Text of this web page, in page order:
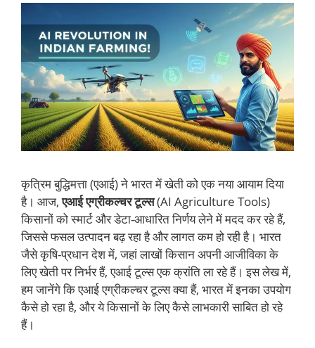
कृत्रिम बुद्धिमत्ता (एआई) ने भारत में खेती को एक नया आयाम दिया
है। आज,एआई एग्रीकल्चर टूल्स(AI Agriculture Tools)
किसानों को स्मार्ट और डेटा-आधारित निर्णय लेने में मदद कर रहे हैं,
जिससे फसल उत्पादन बढ़ रहा है और लागत कम हो रही है। भारत
जैसे कृषि-प्रधान देश में, जहां लाखों किसान अपनी आजीविका के
लिए खेती पर निर्भर हैं, एआई टूल्स एक क्रांति ला रहे हैं। इस लेख में,
हम जानेंगे कि एआई एग्रीकल्चर टूल्स क्या हैं, भारत में इनका उपयोग
कैसे हो रहा है, और ये किसानों के लिए कैसे लाभकारी साबित हो रहे
हैं।